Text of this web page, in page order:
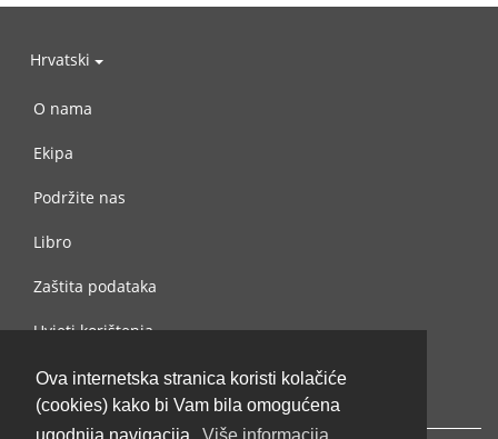
Ova internetska stranica koristi kolačiće
(cookies) kako bi Vam bila omogućena
Hrvatski
O nama
Ekipa
Podržite nas
Libro
Zaštita podataka
Uvjeti korištenja
Kontaktiraj nas